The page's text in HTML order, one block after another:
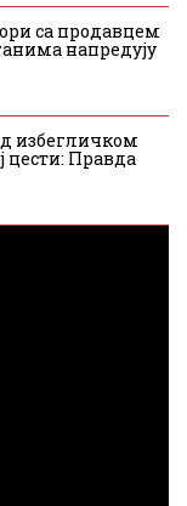
са продавцем
напредују
избегличком
цести: Правда